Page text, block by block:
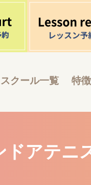
スクール一覧 特徴
ドアテニ